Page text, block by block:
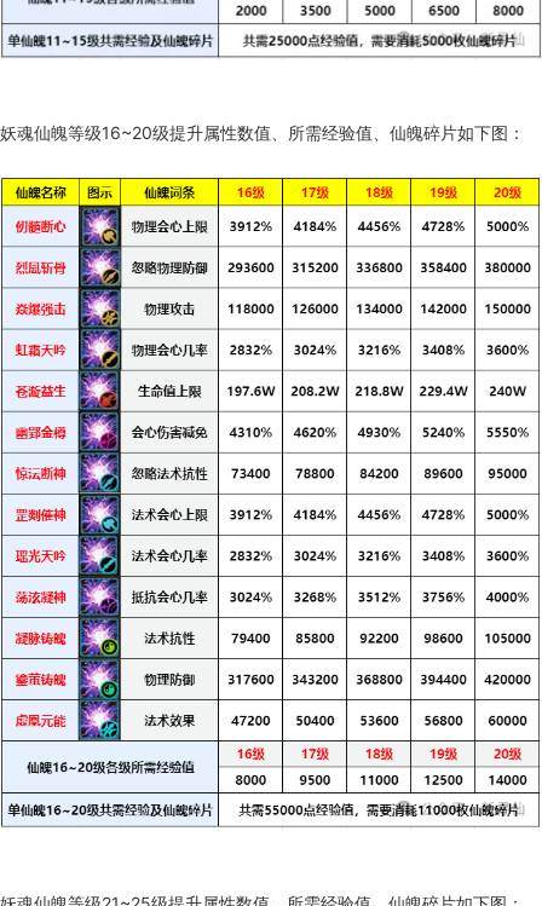
妖魂仙魄等级16~20级提升属性数值、所需经验值、仙魄碎片如下图：